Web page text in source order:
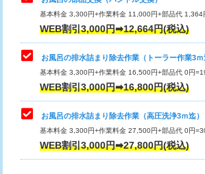
トイレ便器脱着
タンクレストイレ脱着
小便器トイレ脱着
その他部品の脱着
交換・取付（タンク）
基本料金 3,300円+作業料金 11,000円+部品代 1,364
WEB割引3,000円➡12,664円(税込)
お風呂の排水詰まり除去作業（トーラー作業3ｍ
基本料金 3,300円+作業料金 16,500円+部品代 0円
WEB割引3,000円➡16,800円(税込)
お風呂の排水詰まり除去作業（高圧洗浄3ｍ迄）
基本料金 3,300円+作業料金 27,500円+部品代 0円
WEB割引3,000円➡27,800円(税込)